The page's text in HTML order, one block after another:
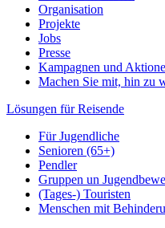
Organisation
Projekte
Jobs
Presse
Kampagnen und
Machen Sie mit, hin zu
Lösungen für Reisende
Für Jugendliche
Senioren (65+)
Pendler
Gruppen un
(Tages-) Touristen
Menschen mit